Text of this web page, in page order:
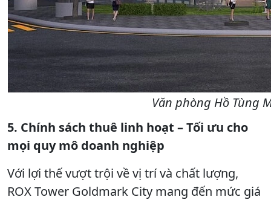
Văn phòng Hồ Tùng
5. Chính sách thuê linh hoạt – Tối ưu cho
mọi quy mô doanh nghiệp
Với lợi thế vượt trội về vị trí và chất lượng,
ROX Tower Goldmark City mang đến mức giá